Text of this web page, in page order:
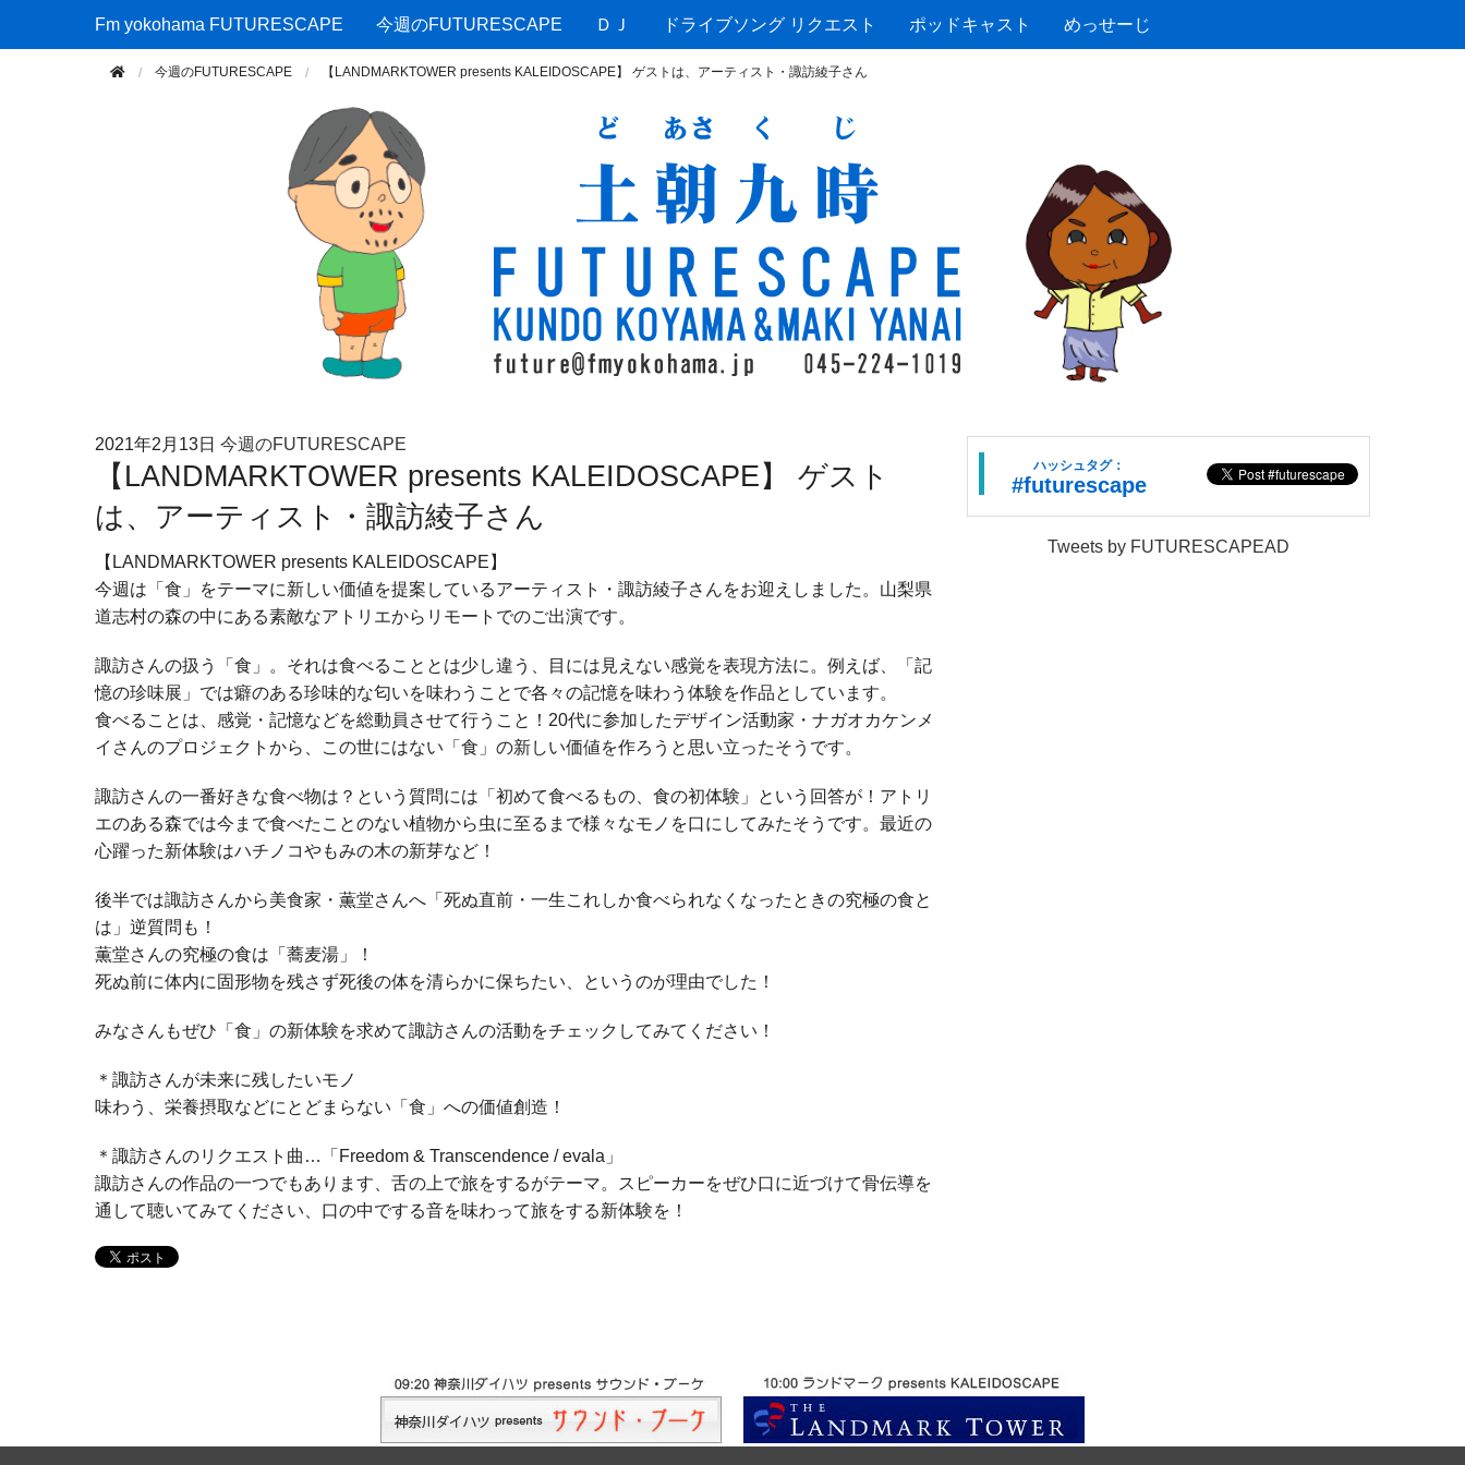
Fm yokohama FUTURESCAPE
Fm yokohama FUTURESCAPE 今週のFUTURESCAPE ＤＪ ドライブソング リクエスト ポッドキャスト めっせーじ
今週のFUTURESCAPE 【LANDMARKTOWER presents KALEIDOSCAPE】 ゲストは、アーティスト・諏訪綾子さん
2021年2月13日 今週のFUTURESCAPE
【LANDMARKTOWER presents KALEIDOSCAPE】 ゲスト
は、アーティスト・諏訪綾子さん
【LANDMARKTOWER presents KALEIDOSCAPE】
今週は「食」をテーマに新しい価値を提案しているアーティスト・諏訪綾子さんをお迎えしました。山梨県
道志村の森の中にある素敵なアトリエからリモートでのご出演です。
諏訪さんの扱う「食」。それは食べることとは少し違う、目には見えない感覚を表現方法に。例えば、「記
憶の珍味展」では癖のある珍味的な匂いを味わうことで各々の記憶を味わう体験を作品としています。
食べることは、感覚・記憶などを総動員させて行うこと！20代に参加したデザイン活動家・ナガオカケンメ
イさんのプロジェクトから、この世にはない「食」の新しい価値を作ろうと思い立ったそうです。
諏訪さんの一番好きな食べ物は？という質問には「初めて食べるもの、食の初体験」という回答が！アトリ
エのある森では今まで食べたことのない植物から虫に至るまで様々なモノを口にしてみたそうです。最近の
心躍った新体験はハチノコやもみの木の新芽など！
後半では諏訪さんから美食家・薫堂さんへ「死ぬ直前・一生これしか食べられなくなったときの究極の食と
は」逆質問も！
薫堂さんの究極の食は「蕎麦湯」！
死ぬ前に体内に固形物を残さず死後の体を清らかに保ちたい、というのが理由でした！
みなさんもぜひ「食」の新体験を求めて諏訪さんの活動をチェックしてみてください！
＊諏訪さんが未来に残したいモノ
味わう、栄養摂取などにとどまらない「食」への価値創造！
＊諏訪さんのリクエスト曲…「Freedom & Transcendence / evala」
諏訪さんの作品の一つでもあります、舌の上で旅をするがテーマ。スピーカーをぜひ口に近づけて骨伝導を
通して聴いてみてください、口の中でする音を味わって旅をする新体験を！
ハッシュタグ：
#futurescape
Tweets by FUTURESCAPEAD